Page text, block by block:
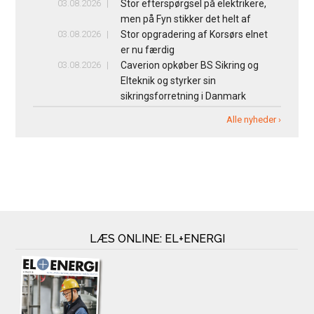
03.08.2026
Stor efterspørgsel på elektrikere,
men på Fyn stikker det helt af
03.08.2026
Stor opgradering af Korsørs elnet
er nu færdig
03.08.2026
Caverion opkøber BS Sikring og
Elteknik og styrker sin
sikringsforretning i Danmark
Alle nyheder ›
LÆS ONLINE: EL+ENERGI